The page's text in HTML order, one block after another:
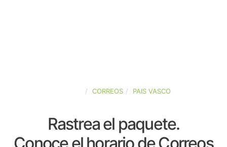
CORREOS PAIS VASCO
Rastrea el paquete.